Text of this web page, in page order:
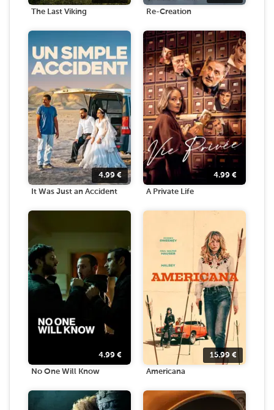
The Last Viking Re-Creation
4.99 €
It Was Just an Accident
4.99 €
A Private Life
4.99 €
No One Will Know
15.99 €
Americana